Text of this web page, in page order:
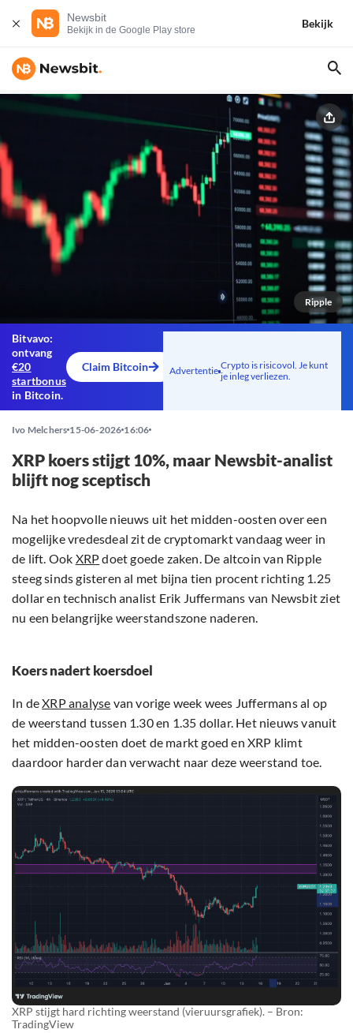
Newsbit
Bekijk in de Google Play store
Bekijk
Ripple
Bitvavo:
ontvang
€20
startbonus
in Bitcoin.
Claim Bitcoin Advertentie Crypto is risicovol. Je kunt
je inleg verliezen.
Ivo Melchers 15-06-2026 16:06
XRP koers stijgt 10%, maar Newsbit-analist
blijft nog sceptisch
Na het hoopvolle nieuws uit het midden-oosten over een
mogelijke vredesdeal zit de cryptomarkt vandaag weer in
de lift. Ook XRPdoet goede zaken. De altcoin van Ripple
steeg sinds gisteren al met bijna tien procent richting 1.25
dollar en technisch analist Erik Juffermans van Newsbit ziet
nu een belangrijke weerstandszone naderen.
Koers nadert koersdoel
In deXRP analyse van vorige week wees Juffermans al op
de weerstand tussen 1.30 en 1.35 dollar. Het nieuws vanuit
het midden-oosten doet de markt goed en XRP klimt
daardoor harder dan verwacht naar deze weerstand toe.
XRP stijgt hard richting weerstand (vieruursgrafiek). – Bron:
TradingView